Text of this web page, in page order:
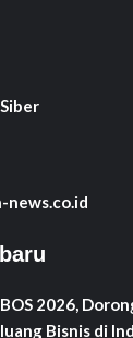
news.co.id
2026,
Bisnis di